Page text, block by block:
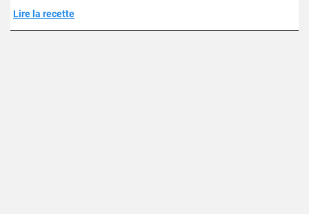
Lire la recette